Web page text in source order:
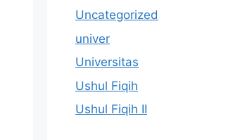
Uncategorized
univer
Universitas
Ushul Fiqih
Ushul Fiqih II